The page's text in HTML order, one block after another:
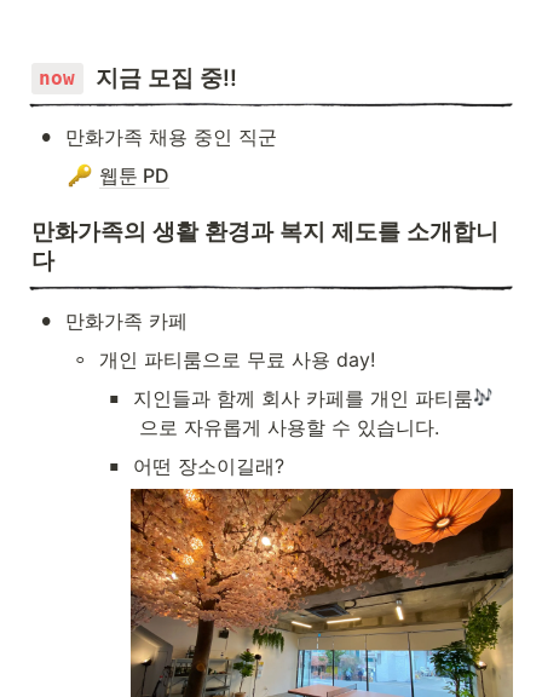
now
  지금 모집 중!!
•
만화가족 채용 중인 직군
웹툰 PD
만화가족의 생활 환경과 복지 제도를 소개합니
다
• 만화가족 카페
◦ 개인 파티룸으로 무료 사용 day!
▪
지인들과 함께 회사 카페를 개인 파티룸
으로 자유롭게 사용할 수 있습니다.
▪ 어떤 장소이길래?